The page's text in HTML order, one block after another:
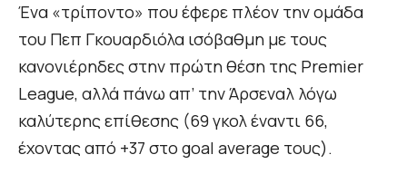
Ένα «τρίποντο» που έφερε πλέον την ομάδα
του Πεπ Γκουαρδιόλα ισόβαθμη με τους
κανονιέρηδες στην πρώτη θέση της Premier
League, αλλά πάνω απ’ την Άρσεναλ λόγω
καλύτερης επίθεσης (69 γκολ έναντι 66,
έχοντας από +37 στο goal average τους).